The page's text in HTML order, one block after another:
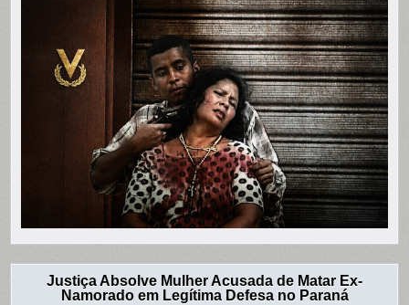
Justiça Absolve Mulher Acusada de Matar Ex-
Namorado em Legítima Defesa no Paraná